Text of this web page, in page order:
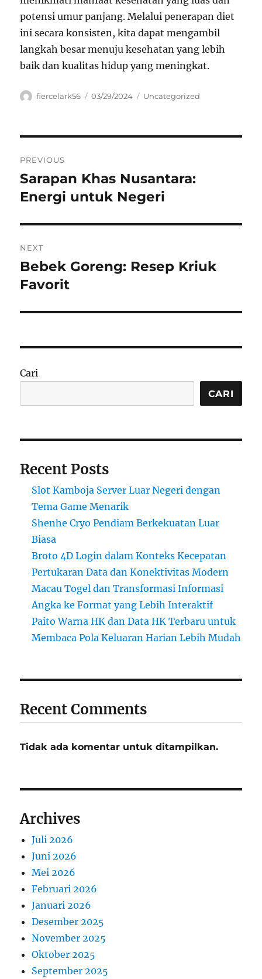
potensi umur panjang. Melalui penerapan diet
ini secara konsisten, kita dapat mengambil
langkah besar menuju kesehatan yang lebih
baik dan kualitas hidup yang meningkat.
Author
fiercelark56
Posted
03/29/2024 Categories
Uncategorized
pos
PREVIOUS
Previous
post:
Sarapan Khas Nusantara:
Energi untuk Negeri
NEXT
Next
post:
Bebek Goreng: Resep Kriuk
Favorit
Cari
CARI
Recent Posts
Slot Kamboja Server Luar Negeri dengan
Tema Game Menarik
Shenhe Cryo Pendiam Berkekuatan Luar
Biasa
Broto 4D Login dalam Konteks Kecepatan
Pertukaran Data dan Konektivitas Modern
Macau Togel dan Transformasi Informasi
Angka ke Format yang Lebih Interaktif
Paito Warna HK dan Data HK Terbaru untuk
Membaca Pola Keluaran Harian Lebih Mudah
Recent Comments
Tidak ada komentar untuk ditampilkan.
Archives
Juli 2026
Juni 2026
Mei 2026
Februari 2026
Januari 2026
Desember 2025
November 2025
Oktober 2025
September 2025